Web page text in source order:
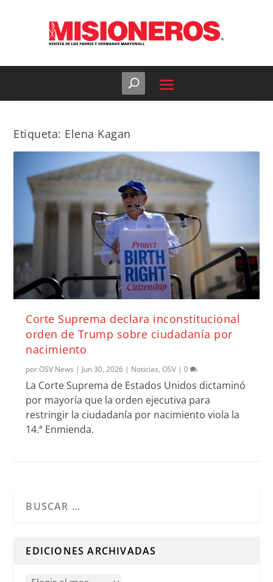
Etiqueta: Elena Kagan
Corte Suprema declara inconstitucional
orden de Trump sobre ciudadanía por
nacimiento
porOSV News | Jun 30, 2026 | Noticias,OSV |0
La Corte Suprema de Estados Unidos dictaminó
por mayoría que la orden ejecutiva para
restringir la ciudadanía por nacimiento viola la
14.ª Enmienda.
EDICIONES ARCHIVADAS